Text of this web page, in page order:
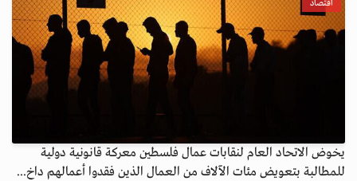
اقتصاد
يخوض الاتحاد العام لنقابات عمال فلسطين معركة قانونية دولية
للمطالبة بتعويض مئات الآلاف من العمال الذين فقدوا أعمالهم داخ...